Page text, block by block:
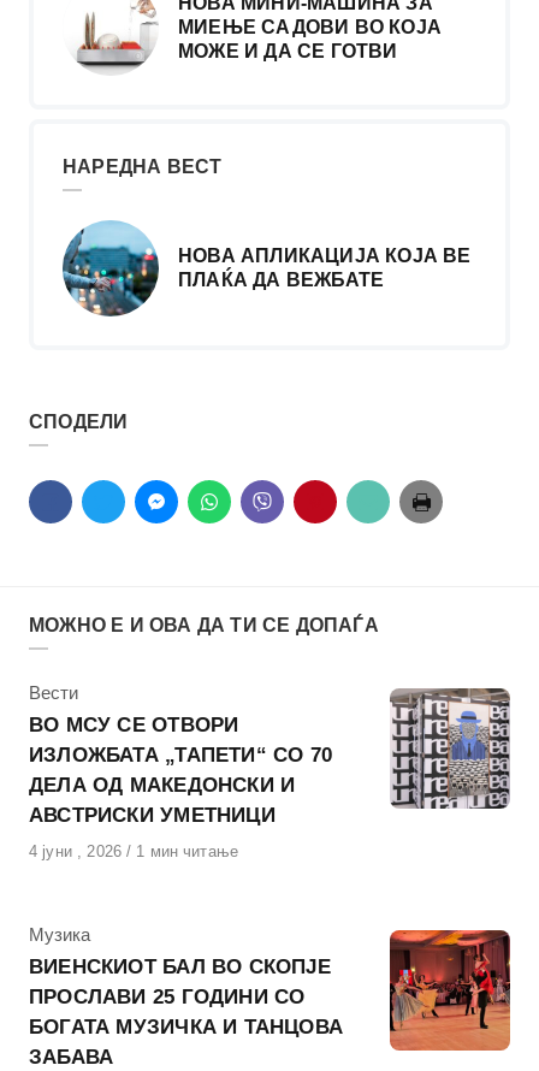
МИЕЊЕ САДОВИ ВО КОЈА
МОЖЕ И ДА СЕ ГОТВИ
НАРЕДНА ВЕСТ
НОВА АПЛИКАЦИЈА КОЈА ВЕ
ПЛАЌА ДА ВЕЖБАТЕ
СПОДЕЛИ
МОЖНО Е И ОВА ДА ТИ СЕ ДОПАЃА
КАтегорија
Вести
ВО МСУ СЕ ОТВОРИ
ИЗЛОЖБАТА „ТАПЕТИ“ СО 70
ДЕЛА ОД МАКЕДОНСКИ И
АВСТРИСКИ УМЕТНИЦИ
Објавено
4 јуни , 2026 1 мин читање
КАтегорија
Музика
ВИЕНСКИОТ БАЛ ВО СКОПЈЕ
ПРОСЛАВИ 25 ГОДИНИ СО
БОГАТА МУЗИЧКА И ТАНЦОВА
ЗАБАВА